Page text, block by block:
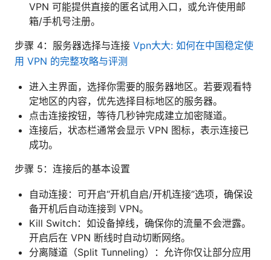
VPN 可能提供直接的匿名试用入口，或允许使用邮
箱/手机号注册。
步骤 4：服务器选择与连接 Vpn大大: 如何在中国稳定使
用 VPN 的完整攻略与评测
进入主界面，选择你需要的服务器地区。若要观看特
定地区的内容，优先选择目标地区的服务器。
点击连接按钮，等待几秒钟完成建立加密隧道。
连接后，状态栏通常会显示 VPN 图标，表示连接已
成功。
步骤 5：连接后的基本设置
自动连接：可开启“开机自启/开机连接”选项，确保设
备开机后自动连接到 VPN。
Kill Switch：如设备掉线，确保你的流量不会泄露。
开启后在 VPN 断线时自动切断网络。
分离隧道（Split Tunneling）：允许你仅让部分应用